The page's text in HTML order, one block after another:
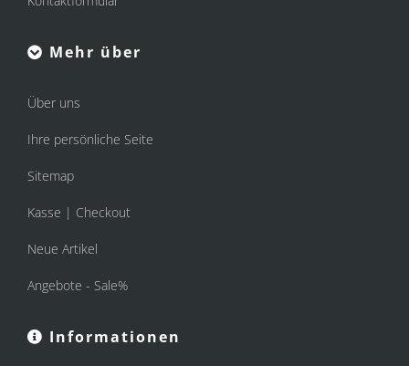
Mehr über
Über uns
Ihre persönliche Seite
Sitemap
Kasse | Checkout
Neue Artikel
Angebote - Sale%
Informationen